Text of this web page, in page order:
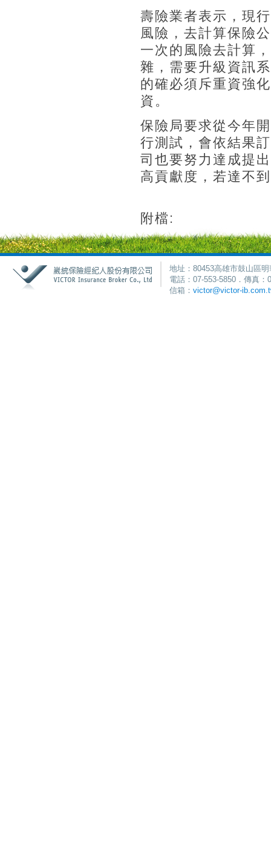
壽險業者表示，現
風險，去計算保險
一次的風險去計算
雜，需要升級資訊
的確必須斥重資強
資。
保險局要求從今年
行測試，會依結果
司也要努力達成提
高貢獻度，若達不
附檔:
地址：80453高雄市鼓山區
電話：07-553-5850．傳真
信箱： victor@victor-